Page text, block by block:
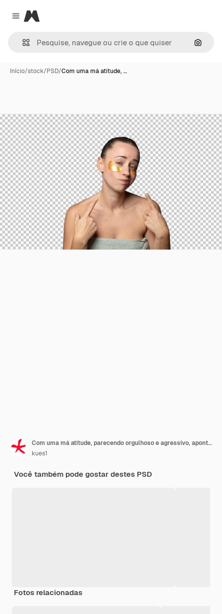
Close menu
Magnific
Início/stock/PSD/Com uma má atitude, …
Com uma má atitude, parecendo orgulhoso e agressivo, apontando para cima ou fazendo sinais engraçados com as mãos.
kues1
Você também pode gostar destes PSD
Fotos relacionadas